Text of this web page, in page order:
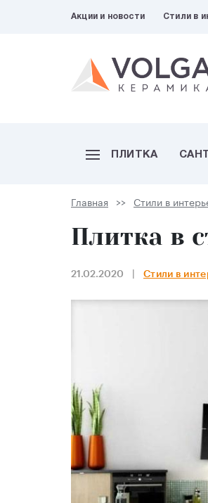
Акции и новости Стили в
ПЛИТКА
Главная Стили в
Плитка в
21.02.2020 Стили в